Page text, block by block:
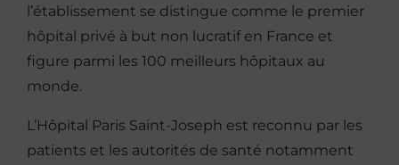
l’établissement se distingue comme le premier
hôpital privé à but non lucratif en France et
figure parmi les 100 meilleurs hôpitaux au
monde.
L’Hôpital Paris Saint-Joseph est reconnu par les
patients et les autorités de santé notamment